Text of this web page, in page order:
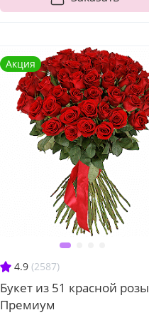
4.9 (2587)
Букет из 51 красной розы
Премиум
Акция